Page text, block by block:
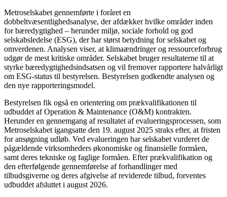
Metroselskabet gennemførte i foråret en
dobbeltvæsentlighedsanalyse, der afdækker hvilke områder inden
for bæredygtighed – herunder miljø, sociale forhold og god
selskabsledelse (ESG), der har størst betydning for selskabet og
omverdenen. Analysen viser, at klimaændringer og ressourceforbrug
udgør de mest kritiske områder. Selskabet bruger resultaterne til at
styrke bæredygtighedsindsatsen og vil fremover rapportere halvårligt
om ESG-status til bestyrelsen. Bestyrelsen godkendte analysen og
den nye rapporteringsmodel.
Bestyrelsen fik også en orientering om prækvalifikationen til
udbuddet af Operation & Maintenance (O&M) kontrakten.
Herunder en gennemgang af resultatet af evalueringsprocessen, som
Metroselskabet igangsatte den 19. august 2025 straks efter, at fristen
for ansøgning udløb. Ved evalueringen har selskabet vurderet de
pågældende virksomheders økonomiske og finansielle formåen,
samt deres tekniske og faglige formåen. Efter prækvalifikation og
den efterfølgende gennemførelse af forhandlinger med
tilbudsgiverne og deres afgivelse af reviderede tilbud, forventes
udbuddet afsluttet i august 2026.